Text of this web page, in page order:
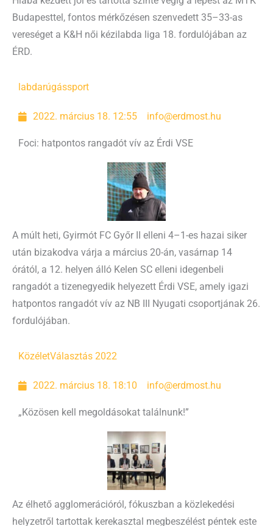
Budapesttel, fontos mérkőzésen szenvedett 35–33-as
vereséget a K&H női kézilabda liga 18. fordulójában az
ÉRD.
labdarúgássport
2022. március 18. 12:55 info@erdmost.hu
Foci: hatpontos rangadót vív az Érdi VSE
A múlt heti, Gyirmót FC Győr II elleni 4–1-es hazai siker
után bizakodva várja a március 20-án, vasárnap 14
órától, a 12. helyen álló Kelen SC elleni idegenbeli
rangadót a tizenegyedik helyezett Érdi VSE, amely igazi
hatpontos rangadót vív az NB III Nyugati csoportjának 26.
fordulójában.
KözéletVálasztás 2022
2022. március 18. 18:10 info@erdmost.hu
„Közösen kell megoldásokat találnunk!”
Az élhető agglomerációról, fókuszban a közlekedési
helyzetről tartottak kerekasztal megbeszélést péntek este